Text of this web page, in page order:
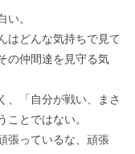
。
はどんな気持ちで見て
の仲間達を見守る気
、「自分が戦い、まさ
とではない。
張っているな、頑張